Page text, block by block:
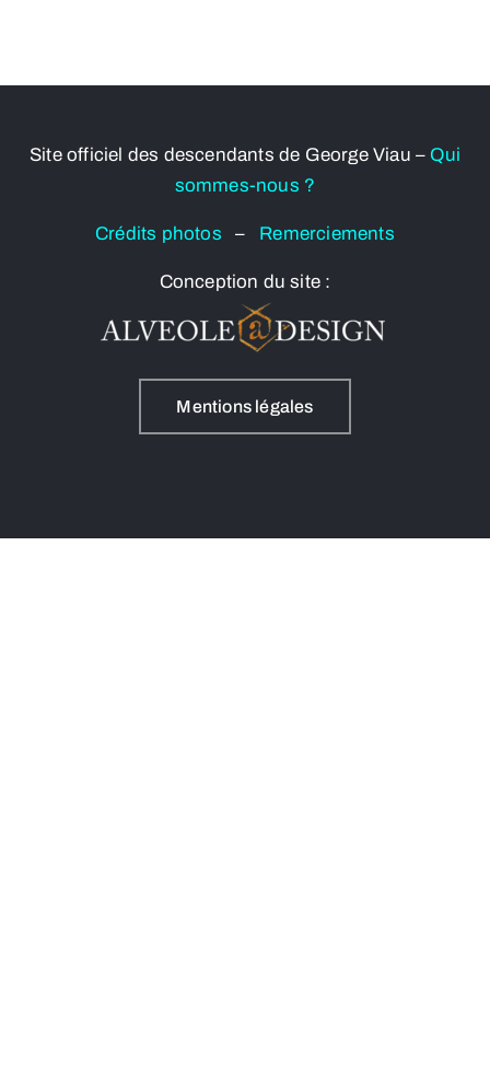
Site officiel des descendants de George Viau – Qui
sommes-nous ?
Crédits photos– Remerciements
Conception du site :
Mentions légales